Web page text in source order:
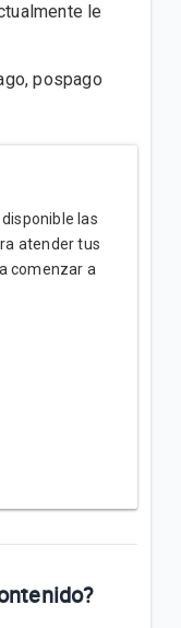
le
pospago
las
atender tus
comenzar a